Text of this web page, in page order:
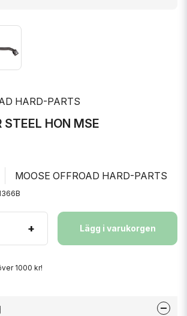
HARD-PARTS
STEEL HON MSE
MOOSE OFFROAD HARD-PARTS
+ Lägg i varukorgen
1000 kr!